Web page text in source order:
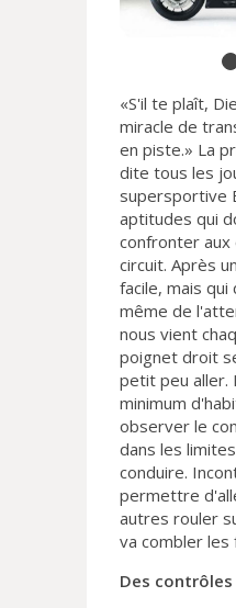
«S'il te plaît,
miracle de
en piste.» La
dite tous les
supersportive
aptitudes qui
confronter aux
circuit. Après
facile, mais
même de
nous vient
poignet droit
petit peu aller.
minimum
observer le
dans les
conduire.
permettre
autres rouler
va combler
Des